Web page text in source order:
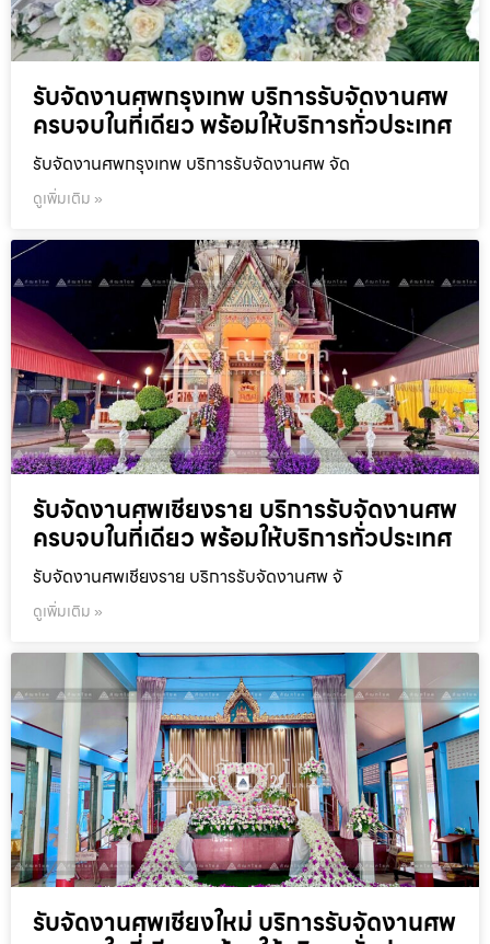
รับจัดงานศพกรุงเทพ บริการรับจัดงานศพ
ครบจบในที่เดียว พร้อมให้บริการทั่วประเทศ
รับจัดงานศพกรุงเทพ บริการรับจัดงานศพ จัด
ดูเพิ่มเติม »
รับจัดงานศพเชียงราย บริการรับจัดงานศพ
ครบจบในที่เดียว พร้อมให้บริการทั่วประเทศ
รับจัดงานศพเชียงราย บริการรับจัดงานศพ จั
ดูเพิ่มเติม »
รับจัดงานศพเชียงใหม่ บริการรับจัดงานศพ